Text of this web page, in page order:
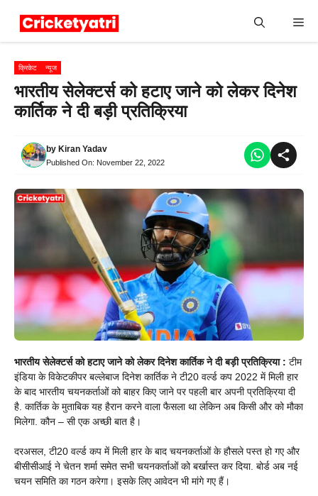
क्रिकेट न्यूज
भारतीय सेलेक्टर्स को हटाए जाने को लेकर दिनेश
कार्तिक ने दी बड़ी प्रतिक्रिया
by Kiran Yadav
Published On: November 22, 2022
भारतीय सेलेक्टर्स को हटाए जाने को लेकर दिनेश कार्तिक ने दी बड़ी प्रतिक्रिया : टीम
इंडिया के विकेटकीपर बल्लेबाज दिनेश कार्तिक ने टी20 वर्ल्ड कप 2022 में मिली हार
के बाद भारतीय चयनकर्ताओं को बाहर किए जाने पर पहली बार अपनी प्रतिक्रिया दी
है. कार्तिक के मुताबिक यह हैरान करने वाला फैसला था लेकिन अब किसी और को मौका
मिलेगा. कौन – सी एक अच्छी बात है।
दरअसल, टी20 वर्ल्ड कप में मिली हार के बाद चयनकर्ताओं के हौसले पस्त हो गए और
बीसीसीआई ने चेतन शर्मा समेत सभी चयनकर्ताओं को बर्खास्त कर दिया. बोर्ड अब नई
चयन समिति का गठन करेगा। इसके लिए आवेदन भी मांगे गए हैं।